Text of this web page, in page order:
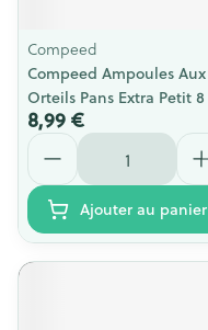
Compeed
Compeed Ampoules Aux
Orteils Pans Extra Petit 8
8,99 €
Quantité
Ajouter au panier